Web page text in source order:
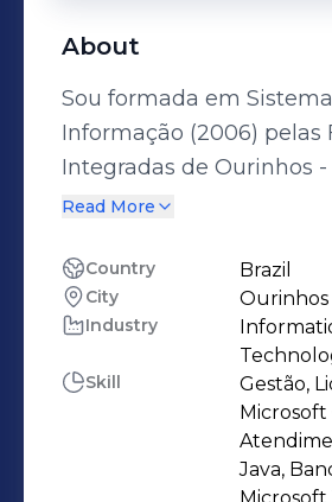
About
Sou formada em
Informação (2006) pelas
Integradas de Ourinhos -
graduada em Pedagogia
Especial Inclusiva (2018) -
mestre em Tecnologias
na Educação pela Must
(2021). Possuo
Design Instrucional
ferramenta Moodle,
projeto utilizando Java,
Read More
Country Brazil
City Ourinhos
Industry
Skill
Gestão,
Microsoft
Java,